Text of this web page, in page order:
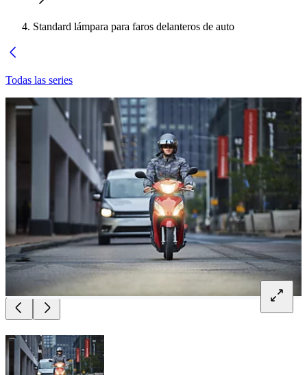
Standard lámpara para faros delanteros de auto
Todas las series